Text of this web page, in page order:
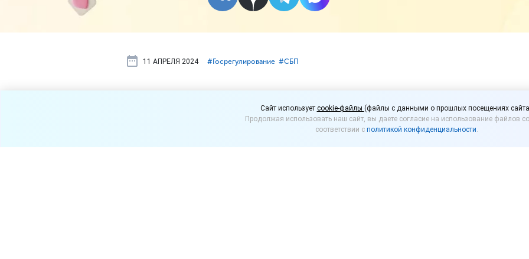
11 АПРЕЛЯ 2024 #⁣Госрегулирование #⁣СБП
Сумму бесплатных переводов по
увеличат до 30 млн рублей
Cайт использует cookie-файлы (файлы с данными о прошлых посещениях
Продолжая использовать наш сайт, вы даете согласие на использование файлов
соответствии с политикой конфиденциальности.